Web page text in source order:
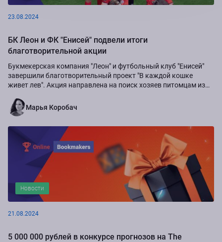
23.08.2024
БК Леон и ФК "Енисей" подвели итоги
благотворительной акции
Букмекерская компания "Леон" и футбольный клуб "Енисей"
завершили благотворительный проект "В каждой кошке
живет лев". Акция направлена на поиск хозяев питомцам из
Марья Коробач
Новости
21.08.2024
5 000 000 рублей в конкурсе прогнозов на The